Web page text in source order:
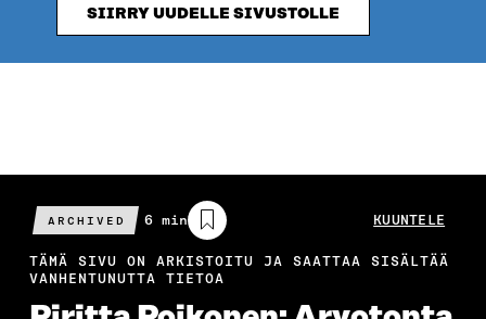
SIIRRY UUDELLE SIVUSTOLLE
ARCHIVED
Arvioitu
lukuaika
6 min KUUNTELE
TÄMÄ SIVU ON ARKISTOITU JA SAATTAA SISÄLTÄÄ
VANHENTUNUTTA TIETOA